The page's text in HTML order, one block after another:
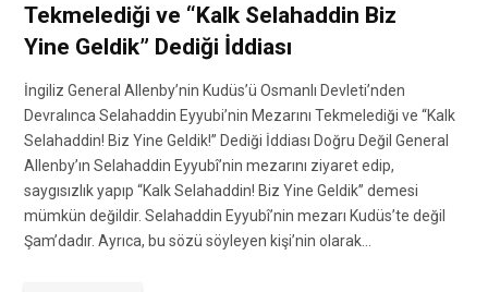
Tekmelediği ve “Kalk Selahaddin Biz
Yine Geldik” Dediği İddiası
İngiliz General Allenby’nin Kudüs’ü Osmanlı Devleti’nden
Devralınca Selahaddin Eyyubi’nin Mezarını Tekmelediği ve “Kalk
Selahaddin! Biz Yine Geldik!” Dediği İddiası Doğru Değil General
Allenby’ın Selahaddin Eyyubî’nin mezarını ziyaret edip,
saygısızlık yapıp “Kalk Selahaddin! Biz Yine Geldik” demesi
mümkün değildir. Selahaddin Eyyubî’nin mezarı Kudüs’te değil
Şam’dadır. Ayrıca, bu sözü söyleyen kişi’nin olarak…